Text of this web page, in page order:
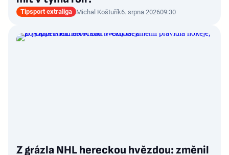
Tipsport extraliga Michal Koštuřík6. srpna 202609:30
Z grázla NHL hereckou hvězdou: změnil